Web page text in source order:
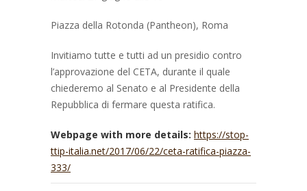
Piazza della Rotonda (Pantheon), Roma
Invitiamo tutte e tutti ad un presidio contro
l’approvazione del CETA, durante il quale
chiederemo al Senato e al Presidente della
Repubblica di fermare questa ratifica.
Webpage with more details: https://stop-
ttip-italia.net/2017/06/22/ceta-ratifica-piazza-
333/